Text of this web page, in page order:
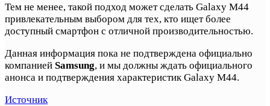
Тем не менее, такой подход может сделать Galaxy M44
привлекательным выбором для тех, кто ищет более
доступный смартфон с отличной производительностью.
Данная информация пока не подтверждена официально
компанией Samsung, и мы должны ждать официального
анонса и подтверждения характеристик Galaxy M44.
Источник